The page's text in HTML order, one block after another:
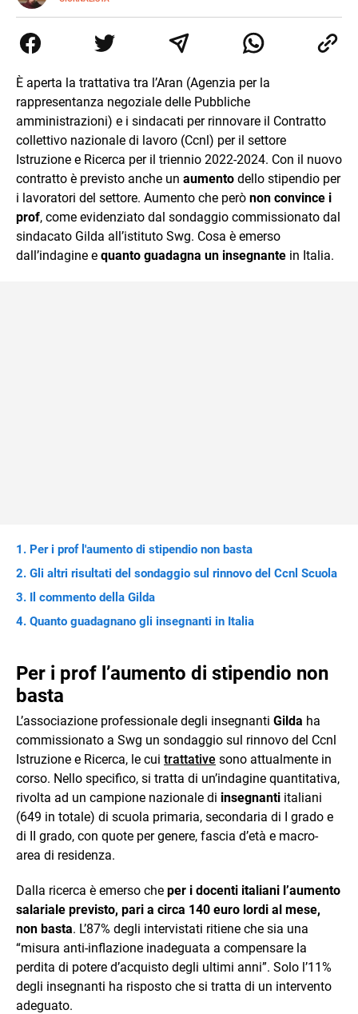
di trasformare la passione per la scrittura in un lavoro, e
da lì non mi sono più fermata. L’attualità è il mio pane
mente.
È aperta la trattativa tra l’Aran (Agenzia per la
rappresentanza negoziale delle Pubbliche
amministrazioni) e i sindacati per rinnovare il Contratto
collettivo nazionale di lavoro (Ccnl) per il settore
Istruzione e Ricerca per il triennio 2022-2024. Con il nuovo
contratto è previsto anche un aumento dello stipendio per
i lavoratori del settore. Aumento che però non convince i
prof, come evidenziato dal sondaggio commissionato dal
sindacato Gilda all’istituto Swg. Cosa è emerso
dall’indagine e quanto guadagna un insegnante in Italia.
Per i prof l'aumento di stipendio non basta
Gli altri risultati del sondaggio sul rinnovo del Ccnl Scuola
Il commento della Gilda
Quanto guadagnano gli insegnanti in Italia
Per i prof l’aumento di stipendio non
basta
L’associazione professionale degli insegnanti Gilda ha
commissionato a Swg un sondaggio sul rinnovo del Ccnl
Istruzione e Ricerca, le cui trattative sono attualmente in
corso. Nello specifico, si tratta di un’indagine quantitativa,
rivolta ad un campione nazionale di insegnanti italiani
(649 in totale) di scuola primaria, secondaria di I grado e
di II grado, con quote per genere, fascia d’età e macro-
area di residenza.
Dalla ricerca è emerso che per i docenti italiani l’aumento
salariale previsto, pari a circa 140 euro lordi al mese,
non basta. L’87% degli intervistati ritiene che sia una
“misura anti-inflazione inadeguata a compensare la
perdita di potere d’acquisto degli ultimi anni”. Solo l’11%
degli insegnanti ha risposto che si tratta di un intervento
adeguato.